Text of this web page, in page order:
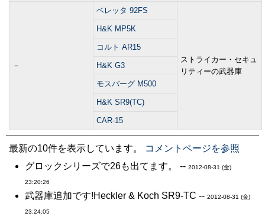
－
ベレッタ 92FS
ストライカー・セキュ
リティーの武器庫
H&K MP5K
コルト AR15
H&K G3
モスバーグ M500
H&K SR9(TC)
CAR-15
最新の10件を表示しています。
コメントページを参照
グロックシリーズで26も出てます。 -- 2012-08-31 (金)
23:20:26
武器庫追加です!Heckler & Koch SR9-TC -- 2012-08-31 (金)
23:24:05